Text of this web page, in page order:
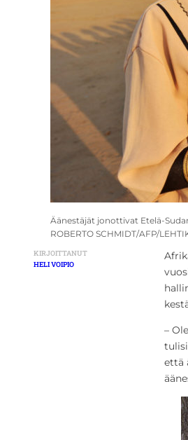
Äänestäjät jonottivat Etelä-
ROBERTO SCHMIDT/AFP/
KIRJOITTANUT
HELI VOIPIO
–
että